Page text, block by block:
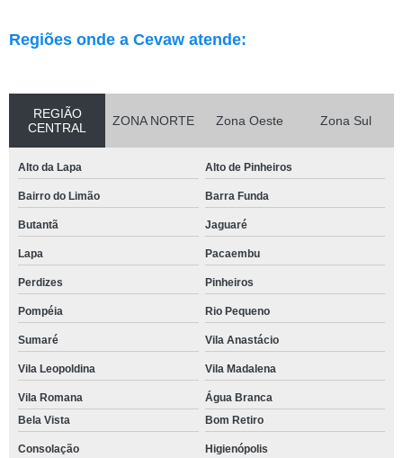
Regiões onde a Cevaw atende:
REGIÃO
CENTRAL
ZONA NORTE Zona Oeste Zona Sul
Alto da Lapa Alto de Pinheiros
Bairro do Limão Barra Funda
Butantã Jaguaré
Lapa Pacaembu
Perdizes Pinheiros
Pompéia Rio Pequeno
Sumaré Vila Anastácio
Vila Leopoldina Vila Madalena
Vila Romana
Água Branca
Bela Vista
Bom Retiro
Consolação Higienópolis